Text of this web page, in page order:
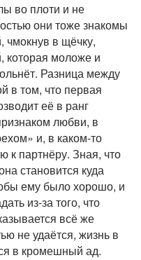
во плоти и не
они тоже знакомы
в щёчку,
которая моложе и
Разница между
в том, что первая
её в ранг
любви, в
и, в каком-то
партнёру. Зная, что
становится куда
ему было хорошо, и
из-за того, что
всё же
не удаётся, жизнь в
в кромешный ад.